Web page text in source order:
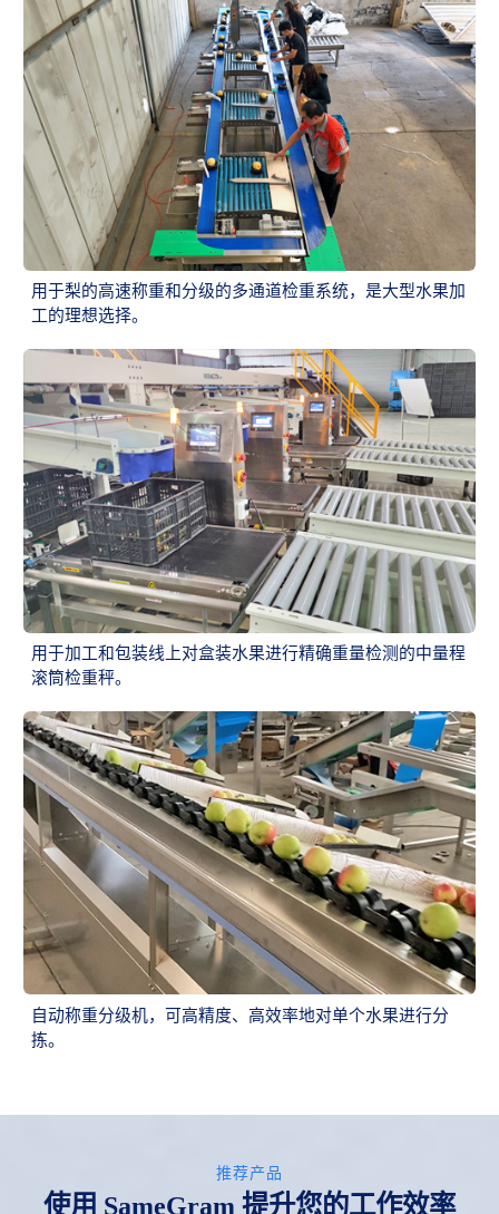
用于梨的高速称重和分级的多通道检重系统，是大型水果加
工的理想选择。
用于加工和包装线上对盒装水果进行精确重量检测的中量程
滚筒检重秤。
自动称重分级机，可高精度、高效率地对单个水果进行分
拣。
推荐产品
使用 SameGram 提升您的工作效率